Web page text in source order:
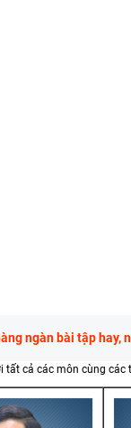
ngàn bài tập hay,
tất cả các môn cùng các